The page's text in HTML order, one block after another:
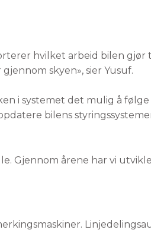
hvilket arbeid bilen gjør
skyen», sier Yusuf.
i systemet det mulig å
bilens
Gjennom årene har vi